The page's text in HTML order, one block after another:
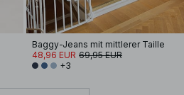
Baggy-Jeans mit mittlerer Taille
48,96 EUR 69,95 EUR
+3